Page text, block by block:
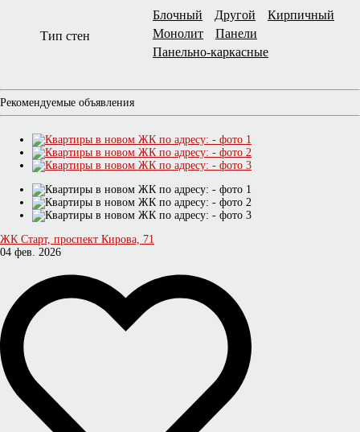
Тип стен
Блочный Другой
Кирпичный
Монолит
Панели
Панельно-каркасные
Рекомендуемые объявления
ЖК Старт, проспект Кирова, 71
04 фев. 2026